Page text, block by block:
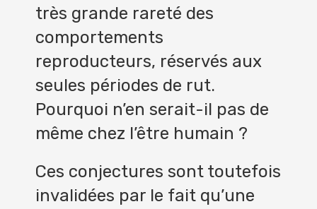
très grande rareté des
comportements
reproducteurs, réservés aux
seules périodes de rut.
Pourquoi n’en serait-il pas de
même chez l’être humain ?
Ces conjectures sont toutefois
invalidées par le fait qu’une